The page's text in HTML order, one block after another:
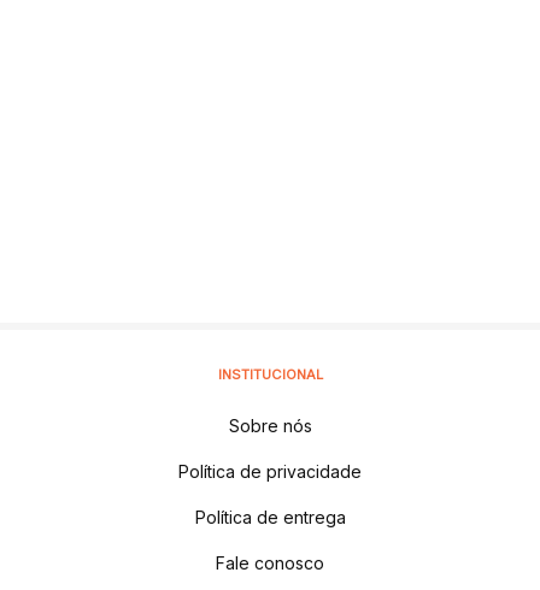
INSTITUCIONAL
Sobre nós
Política de privacidade
Política de entrega
Fale conosco